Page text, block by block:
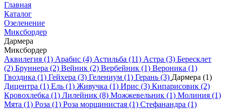
Главная
Каталог
Озеленение
Миксбордер
Дармера
Миксбордер
Аквилегия (1) Арабис (4) Астильба (11) Астра (3) Бересклет
(2) Бруннера (2) Вейник (2) Вербейник (1) Вероника (1)
Гвоздика (1) Гейхера (3) Гелениум (1) Герань (3) Дармера (1)
Дицентра (1) Ель (1) Живучка (1) Ирис (3) Кипарисовик (2)
Кровохлебка (1) Лилейник (8) Можжевельник (1) Молиния (1)
Мята (1) Роза (1) Роза морщинистая (1) Стефанандра (1)